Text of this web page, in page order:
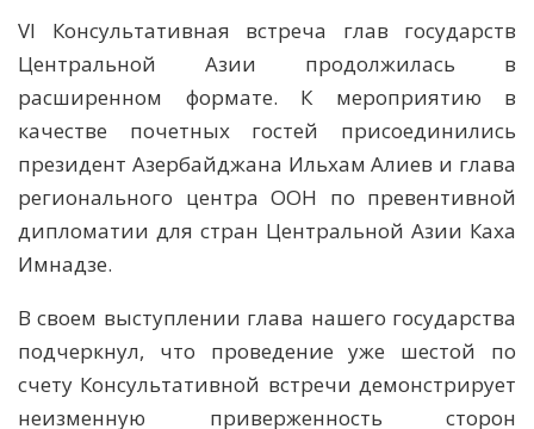
VI Консультативная встреча глав государств
Центральной Азии продолжилась в
расширенном формате. К мероприятию в
качестве почетных гостей присоединились
президент Азербайджана Ильхам Алиев и глава
регионального центра ООН по превентивной
дипломатии для стран Центральной Азии Каха
Имнадзе.
В своем выступлении глава нашего государства
подчеркнул, что проведение уже шестой по
счету Консультативной встречи демонстрирует
неизменную приверженность сторон